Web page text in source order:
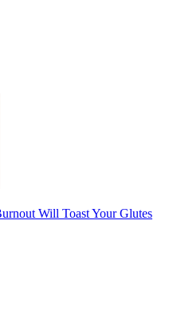
Will Toast Your Glutes